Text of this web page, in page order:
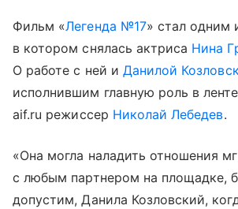
Фильм «Легенда №17» стал одним
в котором снялась актриса Нина
О работе с ней и Данилой
исполнившим главную роль в
aif.ru режиссер Николай Лебедев.
«Она могла наладить отношения
с любым партнером на площадке,
допустим, Данила Козловский,